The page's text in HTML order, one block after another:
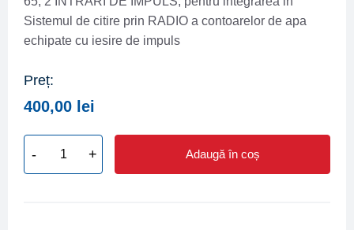
Sistemul de citire prin RADIO a contoarelor de apa
echipate cu iesire de impuls
Preț:
400,00 lei
-
Cantitate
+ Adaugă în coș